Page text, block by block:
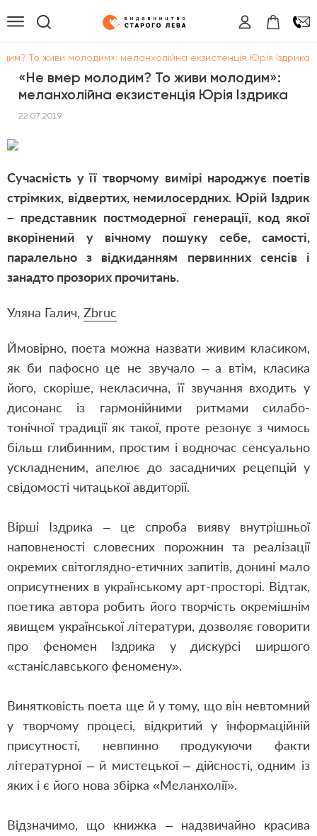
То живи молодим»: меланхолійна екзистенція Юрія Іздрика
«Не вмер молодим? То живи молодим»:
меланхолійна екзистенція Юрія Іздрика
22.07.2019
Сучасність у її творчому вимірі народжує поетів
стрімких, відвертих, немилосердних. Юрій Іздрик
– представник постмодерної генерації, код якої
вкорінений у вічному пошуку себе, самості,
паралельно з відкиданням первинних сенсів і
занадто прозорих прочитань.
Уляна Галич, Zbruс
Ймовірно, поета можна назвати живим класиком,
як би пафосно це не звучало – а втім, класика
його, скоріше, некласична, її звучання входить у
дисонанс із гармонійними ритмами силабо-
тонічної традиції як такої, проте резонує з чимось
більш глибинним, простим і водночас сенсуально
ускладненим, апелює до засадничих рецепцій у
свідомості читацької авдиторії.
Вірші Іздрика – це спроба вияву внутрішньої
наповненості словесних порожнин та реалізації
окремих світоглядно-етичних запитів, донині мало
оприсутнених в українському арт-просторі. Відтак,
поетика автора робить його творчість окремішнім
явищем української літератури, дозволяє говорити
про феномен Іздрика у дискурсі ширшого
«станіславського феномену».
Винятковість поета ще й у тому, що він невтомний
у творчому процесі, відкритий у інформаційній
присутності, невпинно продукуючи факти
літературної – й мистецької – дійсності, одним із
яких і є його нова збірка «Меланхолії».
Відзначимо, що книжка – надзвичайно красива